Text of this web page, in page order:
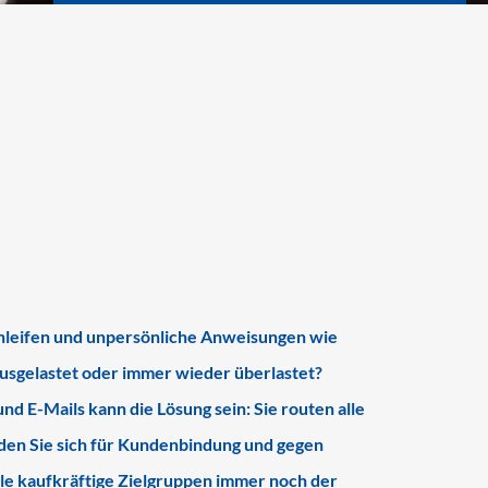
und unpersönliche Anweisungen wie
oder immer wieder überlastet?
E-Mails kann die Lösung sein: Sie routen alle
Sie sich für Kundenbindung und gegen
kaufkräftige Zielgruppen immer noch der